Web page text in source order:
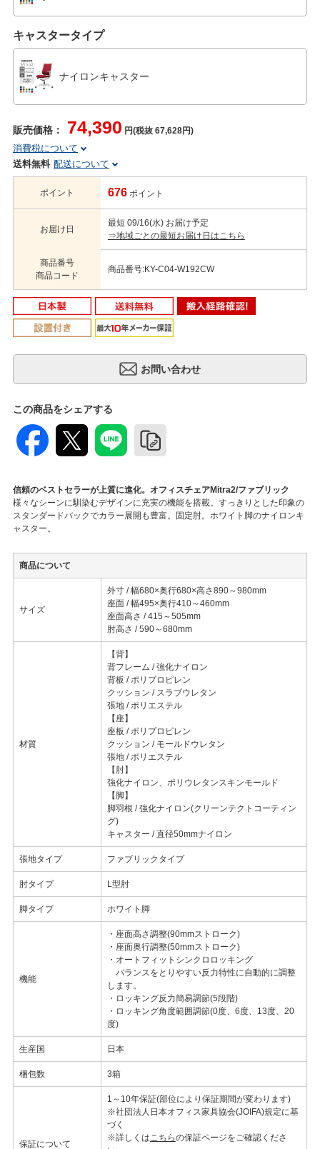
キャスタータイプ
ナイロンキャスター
販売価格： 74,390 円(税抜 67,628円)
消費税について
送料無料 配送について
ポイント 676 ポイント
お届け日
最短 09/16(水) お届け予定
⇒地域ごとの最短お届け日はこちら
商品番号
商品コード
商品番号:KY-C04-W192CW
この商品をシェアする
信頼のベストセラーが上質に進化。オフィスチェアMitra2/ファブリック
様々なシーンに馴染むデザインに充実の機能を搭載。すっきりとした印象の
スタンダードバックでカラー展開も豊富。固定肘。ホワイト脚のナイロンキ
ャスター。
商品について
サイズ
外寸 / 幅680×奥行680×高さ890～980mm
座面 / 幅495×奥行410～460mm
座面高さ / 415～505mm
肘高さ / 590～680mm
材質
【背】
背フレーム / 強化ナイロン
背板 / ポリプロピレン
クッション / スラブウレタン
張地 / ポリエステル
【座】
座板 / ポリプロピレン
クッション / モールドウレタン
張地 / ポリエステル
【肘】
強化ナイロン、ポリウレタンスキンモールド
【脚】
脚羽根 / 強化ナイロン(クリーンテクトコーティン
グ)
キャスター / 直径50mmナイロン
張地タイプ ファブリックタイプ
肘タイプ L型肘
脚タイプ ホワイト脚
機能
・座面高さ調整(90mmストローク)
・座面奥行調整(50mmストローク)
・オートフィットシンクロロッキング
バランスをとりやすい反力特性に自動的に調整
します。
・ロッキング反力簡易調節(5段階)
・ロッキング角度範囲調節(0度、6度、13度、20
度)
生産国 日本
梱包数 3箱
保証について
1～10年保証(部位により保証期間が変わります)
※社団法人日本オフィス家具協会(JOIFA)規定に基
づく
※詳しくはこちらの保証ページをご確認くださ